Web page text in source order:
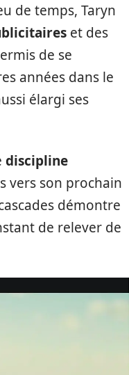
de temps, Taryn
et des
de se
années dans le
élargi ses
discipline
vers son prochain
démontre
de relever de